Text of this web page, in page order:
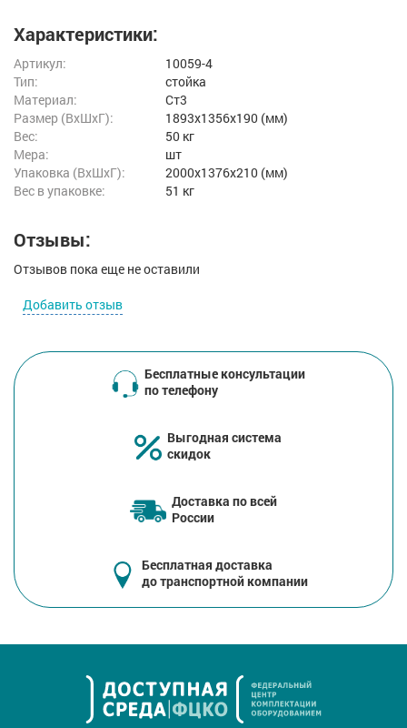
Характеристики:
Артикул:
10059-4
Тип:
стойка
Материал:
Ст3
Размер (ВxШxГ):
1893x1356x190 (мм)
Вес:
50 кг
Мера:
шт
Упаковка (ВхШхГ):
2000x1376x210 (мм)
Вес в упаковке:
51 кг
Отзывы:
Отзывов пока еще не оставили
Добавить отзыв
Бесплатные консультации
по телефону
Выгодная система
скидок
Доставка по всей
России
Бесплатная доставка
до транспортной компании